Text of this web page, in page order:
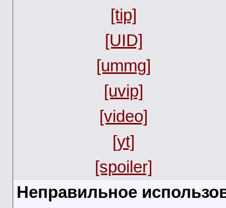
[tip]
[UID]
[ummg]
[uvip]
[video]
[yt]
[spoiler]
Неправильное